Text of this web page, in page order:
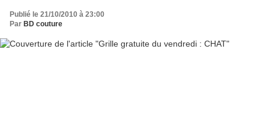
Publié le 21/10/2010 à 23:00
Par BD couture